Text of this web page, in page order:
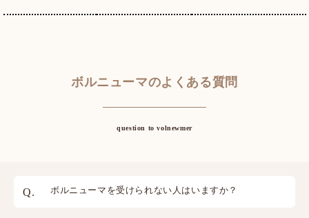
ボルニューマのよくある質問
question to volnewmer
ボルニューマを受けられない人はいますか？